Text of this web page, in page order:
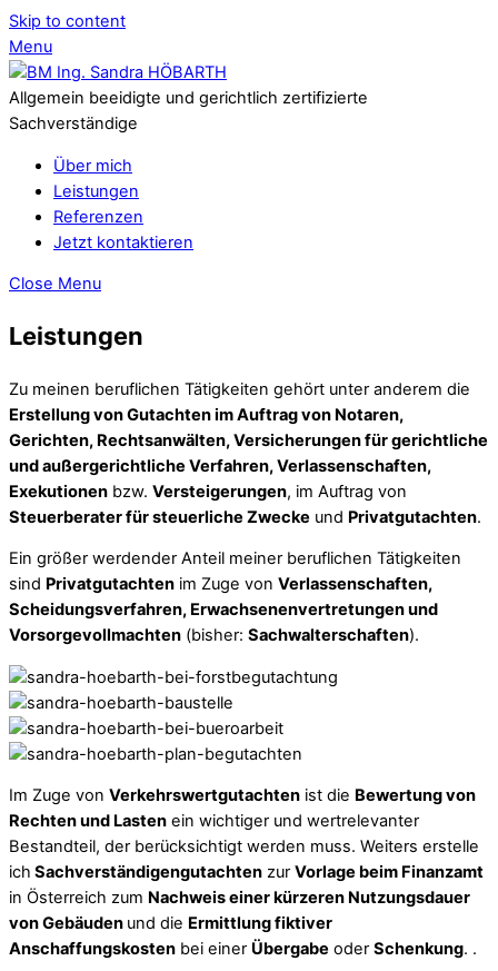
Skip to content
Menu
Allgemein beeidigte und gerichtlich zertifizierte
Sachverständige
Über mich
Leistungen
Referenzen
Jetzt kontaktieren
Close Menu
Leistungen
Zu meinen beruflichen Tätigkeiten gehört unter anderem die
Erstellung von Gutachten im Auftrag von Notaren,
Gerichten, Rechtsanwälten, Versicherungen für gerichtliche
und außergerichtliche Verfahren, Verlassenschaften,
Exekutionen bzw. Versteigerungen, im Auftrag von
Steuerberater für steuerliche Zwecke und Privatgutachten.
Ein größer werdender Anteil meiner beruflichen Tätigkeiten
sind Privatgutachten im Zuge von Verlassenschaften,
Scheidungsverfahren, Erwachsenenvertretungen und
Vorsorgevollmachten (bisher: Sachwalterschaften).
Im Zuge von Verkehrswertgutachten ist die Bewertung von
Rechten und Lasten ein wichtiger und wertrelevanter
Bestandteil, der berücksichtigt werden muss. Weiters erstelle
ich Sachverständigengutachten zur Vorlage beim Finanzamt
in Österreich zum Nachweis einer kürzeren Nutzungsdauer
von Gebäuden und die Ermittlung fiktiver
Anschaffungskosten bei einer Übergabe oder Schenkung. .